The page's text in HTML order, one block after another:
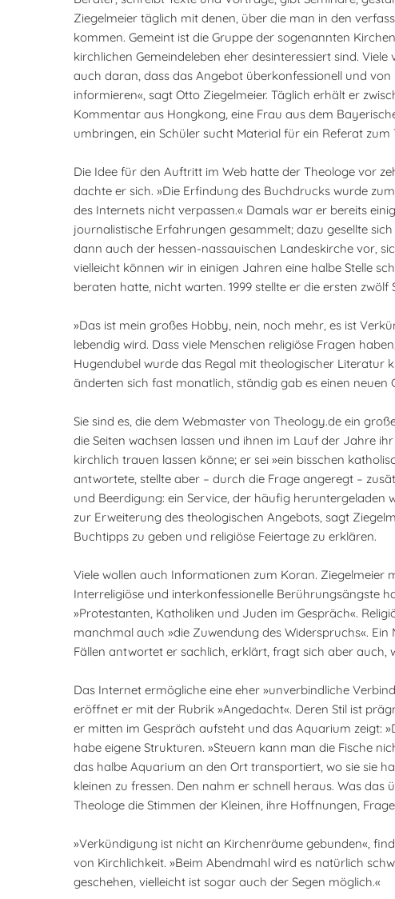
Ziegelmeier täglich mit denen, über die man in den
kommen. Gemeint ist die Gruppe der sogenannten
kirchlichen Gemeindeleben eher desinteressiert sind.
auch daran, dass das Angebot überkonfessionell und
informieren«, sagt Otto Ziegelmeier. Täglich erhält er
Kommentar aus Hongkong, eine Frau aus dem
umbringen, ein Schüler sucht Material für ein Referat zum
Die Idee für den Auftritt im Web hatte der Theologe vor
dachte er sich. »Die Erfindung des Buchdrucks wurde
des Internets nicht verpassen.« Damals war er bereits
journalistische Erfahrungen gesammelt; dazu gesellte
dann auch der hessen-nassauischen Landeskirche vor,
vielleicht können wir in einigen Jahren eine halbe Stelle
beraten hatte, nicht warten. 1999 stellte er die ersten
»Das ist mein großes Hobby, nein, noch mehr, es ist
lebendig wird. Dass viele Menschen religiöse Fragen
Hugendubel wurde das Regal mit theologischer Literatur
änderten sich fast monatlich, ständig gab es einen neuen
Sie sind es, die dem Webmaster von Theology.de ein
die Seiten wachsen lassen und ihnen im Lauf der Jahre
kirchlich trauen lassen könne; er sei »ein bisschen
antwortete, stellte aber – durch die Frage angeregt –
und Beerdigung: ein Service, der häufig heruntergeladen
zur Erweiterung des theologischen Angebots, sagt
Buchtipps zu geben und religiöse Feiertage zu erklären.
Viele wollen auch Informationen zum Koran. Ziegelmeier
Interreligiöse und interkonfessionelle Berührungsängste
»Protestanten, Katholiken und Juden im Gespräch«.
manchmal auch »die Zuwendung des Widerspruchs«. Ein
Fällen antwortet er sachlich, erklärt, fragt sich aber auch,
Das Internet ermögliche eine eher »unverbindliche
eröffnet er mit der Rubrik »Angedacht«. Deren Stil ist
er mitten im Gespräch aufsteht und das Aquarium zeigt:
habe eigene Strukturen. »Steuern kann man die Fische
das halbe Aquarium an den Ort transportiert, wo sie sie
kleinen zu fressen. Den nahm er schnell heraus. Was das
Theologe die Stimmen der Kleinen, ihre Hoffnungen,
»Verkündigung ist nicht an Kirchenräume gebunden«,
von Kirchlichkeit. »Beim Abendmahl wird es natürlich
geschehen, vielleicht ist sogar auch der Segen möglich.«